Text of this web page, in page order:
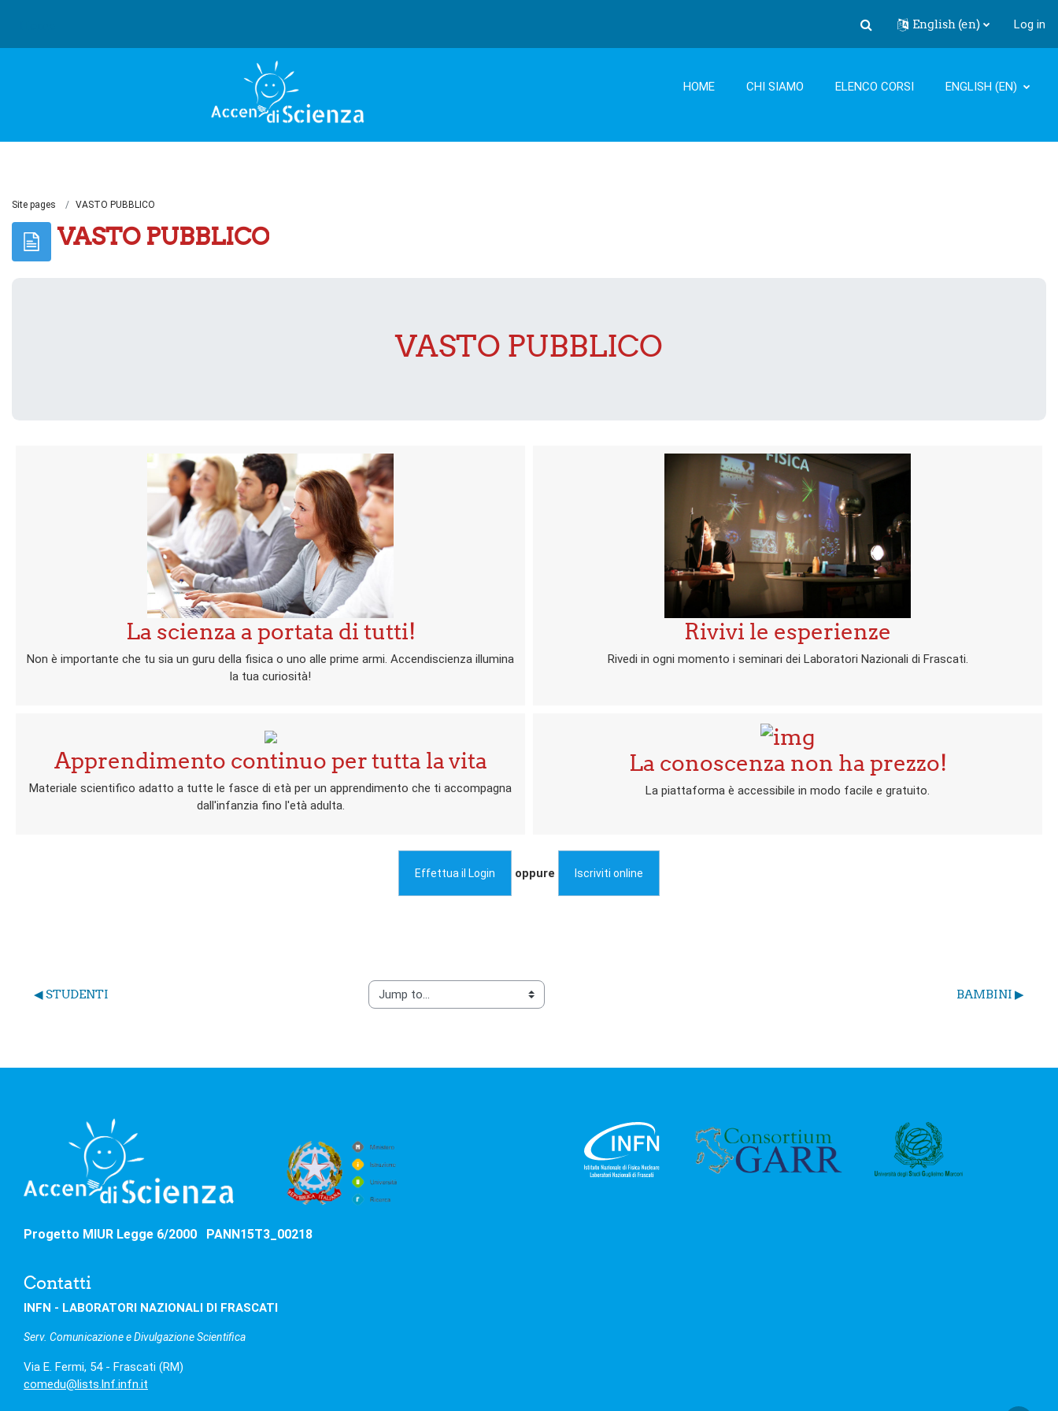
Toggle search input
English ‎(en)‎ Log in
HOME CHI SIAMO ELENCO CORSI ENGLISH ‎(EN)‎
Site pages VASTO PUBBLICO
VASTO PUBBLICO
VASTO PUBBLICO
La scienza a portata di tutti!
Non è importante che tu sia un guru della fisica o uno alle prime armi. Accendiscienza illumina
la tua curiosità!
Rivivi le esperienze
Rivedi in ogni momento i seminari dei Laboratori Nazionali di Frascati.
Apprendimento continuo per tutta la vita
Materiale scientifico adatto a tutte le fasce di età per un apprendimento che ti accompagna
dall'infanzia fino l'età adulta.
La conoscenza non ha prezzo!
La piattaforma è accessibile in modo facile e gratuito.
Effettua il Login oppure Iscriviti online
◀︎ STUDENTI Jump to... BAMBINI ▶︎
Progetto MIUR Legge 6/2000 PANN15T3_00218
Contatti
INFN - LABORATORI NAZIONALI DI FRASCATI
Serv. Comunicazione e Divulgazione Scientifica
Via E. Fermi, 54 - Frascati (RM)
comedu@lists.lnf.infn.it